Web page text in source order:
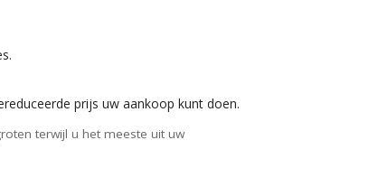
prijs uw aankoop kunt doen.
terwijl u het meeste uit uw